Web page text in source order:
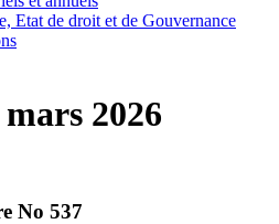
Etat de droit et de Gouvernance
mars 2026
No 537